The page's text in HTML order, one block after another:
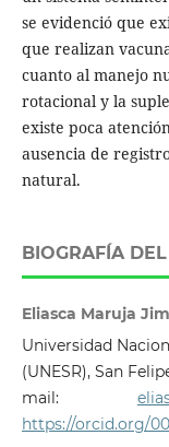
se evidenció que
que realizan
cuanto al manejo
rotacional y la
existe poca
ausencia de
natural.
BIOGRAFÍA
Eliasca Maruja
Universidad
(UNESR), San
mail:
https://orcid.org/